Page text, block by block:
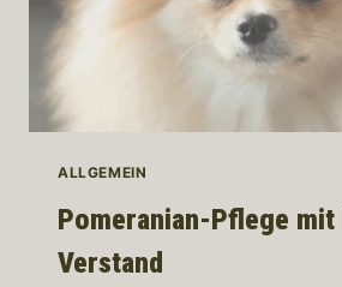
ALLGEMEIN
Pomeranian-Pflege mit
Verstand